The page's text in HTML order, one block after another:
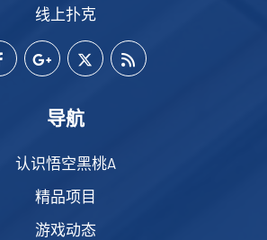
线上扑克
导航
认识悟空黑桃A
精品项目
游戏动态